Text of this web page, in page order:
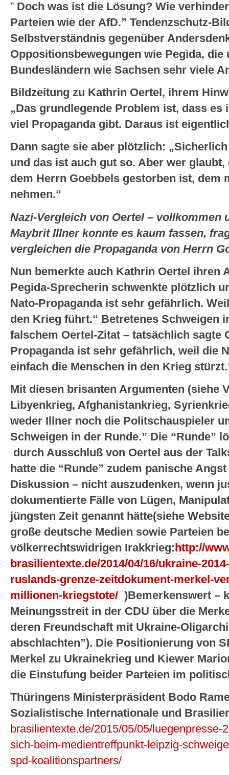
” Doch was ist die Lösung? Wie
Parteien wie der AfD.” Tendenzschutz-
Selbstverständnis gegenüber
Oppositionsbewegungen wie Pegida, die
Bundesländern wie Sachsen sehr viele
Bildzeitung zu Kathrin Oertel, ihrem
„Das grundlegende Problem ist, dass es
viel Propaganda gibt. Daraus ist
Dann sagte sie aber plötzlich:
und das ist auch gut so. Aber wer
dem Herrn Goebbels gestorben ist, dem
nehmen.“
Nazi-Vergleich von Oertel – vollkommen
Maybrit Illner konnte es kaum fassen,
vergleichen die Propaganda von Herrn
Nun bemerkte auch Kathrin Oertel ihren
Pegida-Sprecherin schwenkte plötzlich
Nato-Propaganda ist sehr gefährlich.
den Krieg führt.“ Betretenes Schweigen
falschem Oertel-Zitat – tatsächlich sagte
Propaganda ist sehr gefährlich, weil die
einfach die Menschen in den Krieg
Mit diesen brisanten Argumenten (siehe
Libyenkrieg, Afghanistankrieg,
weder Illner noch die Politschauspieler
Schweigen in der Runde.” Die “Runde”
durch Ausschluß von Oertel aus der
hatte die “Runde” zudem panische
Diskussion – nicht auszudenken, wenn
dokumentierte Fälle von Lügen,
jüngsten Zeit genannt hätte(siehe
große deutsche Medien sowie Parteien
völkerrechtswidrigen Irakkrieg: http://
brasilientexte.de/2014/04/16/ukraine-
ruslands-grenze-zeitdokument-merkel-
millionen-kriegstote/ )Bemerkenswert –
Meinungsstreit in der CDU über die
deren Freundschaft mit Ukraine-
abschlachten”). Die Positionierung von
Merkel zu Ukrainekrieg und Kiewer
die Einstufung beider Parteien im
Thüringens Ministerpräsident Bodo
Sozialistische Internationale und
brasilientexte.de/2015/05/05/luegenpresse-
sich-beim-medientreffpunkt-leipzig-
spd-koalitionspartners/